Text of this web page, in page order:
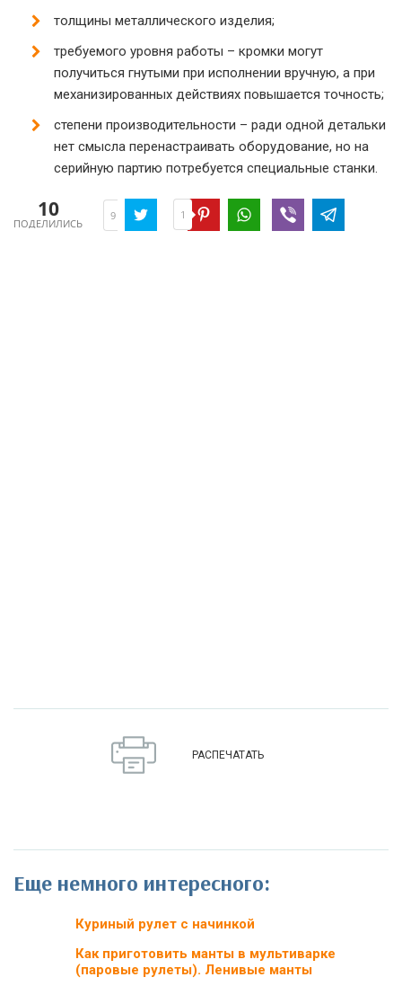
толщины металлического изделия;
требуемого уровня работы – кромки могут
получиться гнутыми при исполнении вручную, а при
механизированных действиях повышается точность;
степени производительности – ради одной детальки
нет смысла перенастраивать оборудование, но на
серийную партию потребуется специальные станки.
10
ПОДЕЛИЛИСЬ
9 1
РАСПЕЧАТАТЬ
Еще немного интересного:
Куриный рулет с начинкой
Как приготовить манты в мультиварке
(паровые рулеты). Ленивые манты